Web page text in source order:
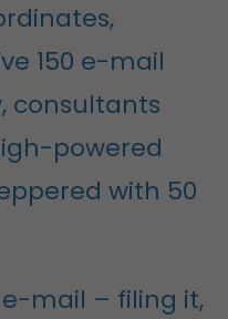
150 e-mail
consultants
powered
with 50
mail – filing it,